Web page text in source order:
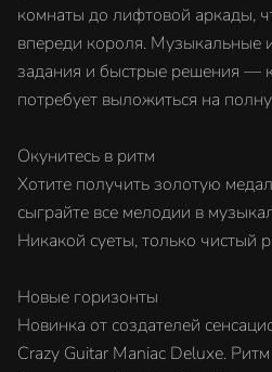
комнаты до лифтовой аркады,
впереди короля. Музыкальные
задания и быстрые решения —
потребует выложиться на
Окунитесь в ритм
Хотите получить золотую
сыграйте все мелодии в
Никакой суеты, только чистый
Новые горизонты
Новинка от создателей
Crazy Guitar Maniac Deluxe.